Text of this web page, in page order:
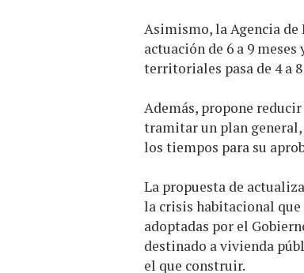
Asimismo, la Agencia
actuación de 6 a 9
territoriales pasa de 4 a 8
Además, propone
tramitar un plan general,
los tiempos para su
La propuesta de
la crisis habitacional que
adoptadas por el
destinado a vivienda
el que construir.